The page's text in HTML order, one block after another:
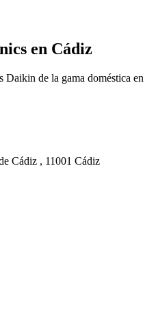
en Cádiz
de la gama doméstica en
Cádiz , 11001 Cádiz